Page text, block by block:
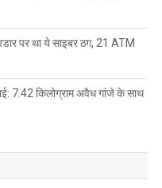
पर था ये साइबर ठग, 21 ATM
7.42 किलोग्राम अवैध गांजे के साथ